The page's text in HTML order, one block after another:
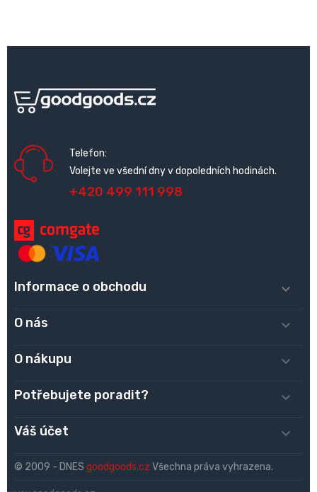
Telefon:
Volejte ve všední dny v dopoledních hodinách.
+420 499 111 998
Informace o obchodu 
O nás 
O nákupu 
Potřebujete poradit? 
Váš účet 
© 2009 - DNES goodgoods.cz Všechna práva vyhrazena.